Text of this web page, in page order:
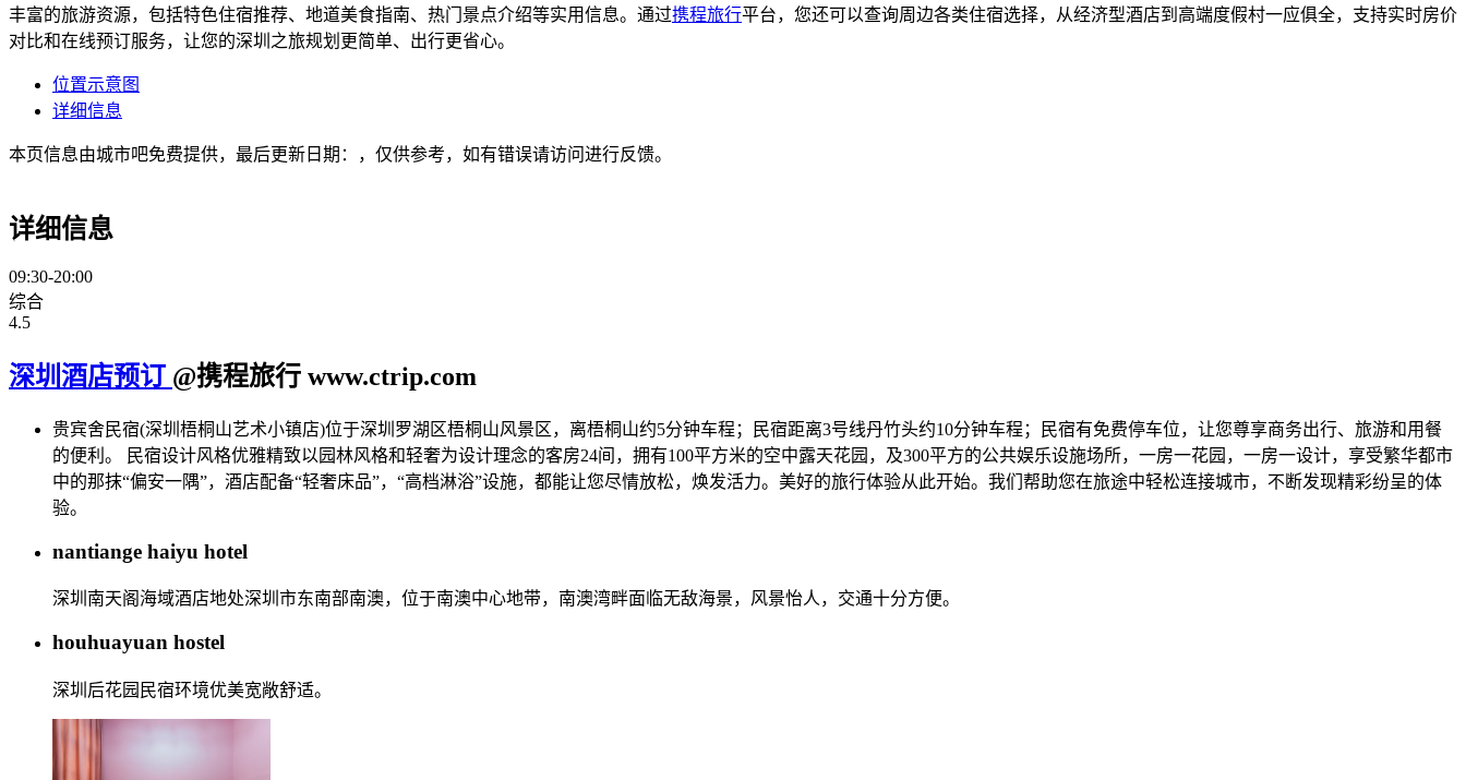
丰富的旅游资源，包括特色住宿推荐、地道美食指南、热门景点介绍等实用信息。通过携程旅行平台，您还可以查询周边各类住宿选择，从经济型酒店到高端度假村一应俱全，支持实时房价
对比和在线预订服务，让您的深圳之旅规划更简单、出行更省心。
位置示意图
详细信息
本页信息由城市吧免费提供，最后更新日期：，仅供参考，如有错误请访问进行反馈。
详细信息
09:30-20:00
综合
4.5
深圳酒店预订 @携程旅行 www.ctrip.com
贵宾舍民宿(深圳梧桐山艺术小镇店)位于深圳罗湖区梧桐山风景区，离梧桐山约5分钟车程；民宿距离3号线丹竹头约10分钟车程；民宿有免费停车位，让您尊享商务出行、旅游和用餐
的便利。 民宿设计风格优雅精致以园林风格和轻奢为设计理念的客房24间，拥有100平方米的空中露天花园，及300平方的公共娱乐设施场所，一房一花园，一房一设计，享受繁华都市
中的那抹“偏安一隅”，酒店配备“轻奢床品”，“高档淋浴”设施，都能让您尽情放松，焕发活力。美好的旅行体验从此开始。我们帮助您在旅途中轻松连接城市，不断发现精彩纷呈的体
验。
nantiange haiyu hotel
深圳南天阁海域酒店地处深圳市东南部南澳，位于南澳中心地带，南澳湾畔面临无敌海景，风景怡人，交通十分方便。
houhuayuan hostel
深圳后花园民宿环境优美宽敞舒适。